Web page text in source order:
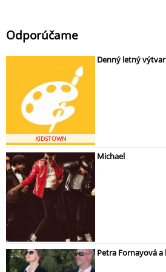
Odporúčame
KIDSTOWN
Denný letný
Michael
Petra Fornayová a